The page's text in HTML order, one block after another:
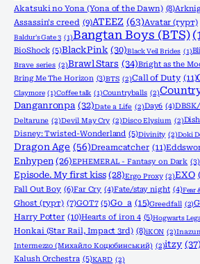
Akatsuki no Yona (Yona of the Dawn) (8)
Assassin's creed (9)ATEEZ (63)Avatar (гурт)
Baldur's Gate 3 (1)Bangtan Boys (BTS)
BioShock (5)BlackPink (30)Black Veil Brides (1)
Brave series (2)Brawl Stars (34)Bright as the
Bring Me The Horizon (3)BTS (2)Call of Duty (11)
Claymore (1)Coffee talk (1)Countryballs (2)
Danganronpa (32)Date a Life (2)Day6 (4)
Deltarune (2)Devil May Cry (2)Disco Elysium (2)
Disney: Twisted-Wonderland (5)Divinity (2)Doki
Dragon Age (56)Dreamcatcher (11)
Enhypen (26)EPHEMERAL - Fantasy on Dark (3)
Episode. My first kiss (28)Ergo Proxy (2)EXO
Fall Out Boy (6)Far Cry (4)Fate/stay night (4)Fear
Ghost (гурт) (7)GOT7 (5)Go_a (15)Greedfall (2)
Harry Potter (10)Hearts of iron 4 (5)Hogwarts
Honkai (Star Rail, Impact 3rd) (8)iKON (2)
Intermezzo (Михайло Коцюбинський) (2)itzy (37)
Kalush Orchestra (5)KARD (2)